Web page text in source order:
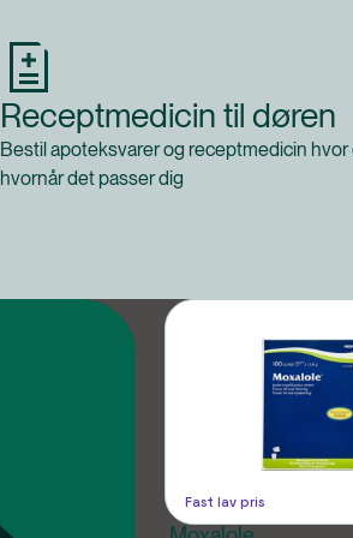
Receptmedicin til døren
Bestil apoteksvarer og receptmedicin hvor
hvornår det passer dig
Fast lav pris